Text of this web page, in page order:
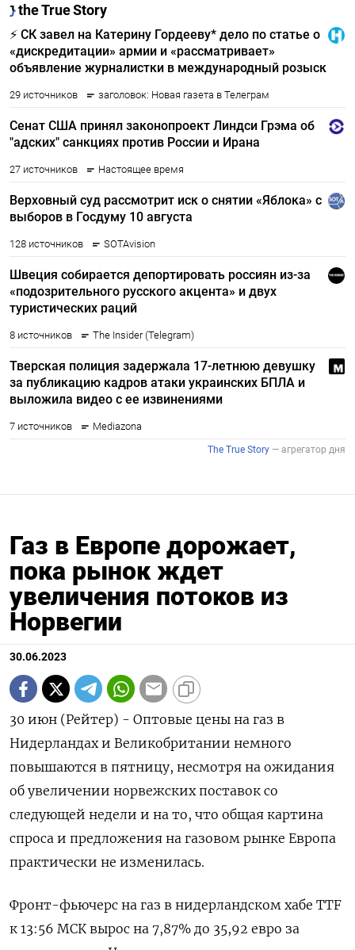
Газ в Европе дорожает,
пока рынок ждет
увеличения потоков из
Норвегии
30.06.2023
30 июн (Рейтер) - Оптовые цены на газ в
Нидерландах и Великобритании немного
повышаются в пятницу, несмотря на ожидания
об увеличении норвежских поставок со
следующей недели и на то, что общая картина
спроса и предложения на газовом рынке Европа
практически не изменилась.
Фронт-фьючерс на газ в нидерландском хабе TTF
к 13:56 МСК вырос на 7,87% до 35,92 евро за